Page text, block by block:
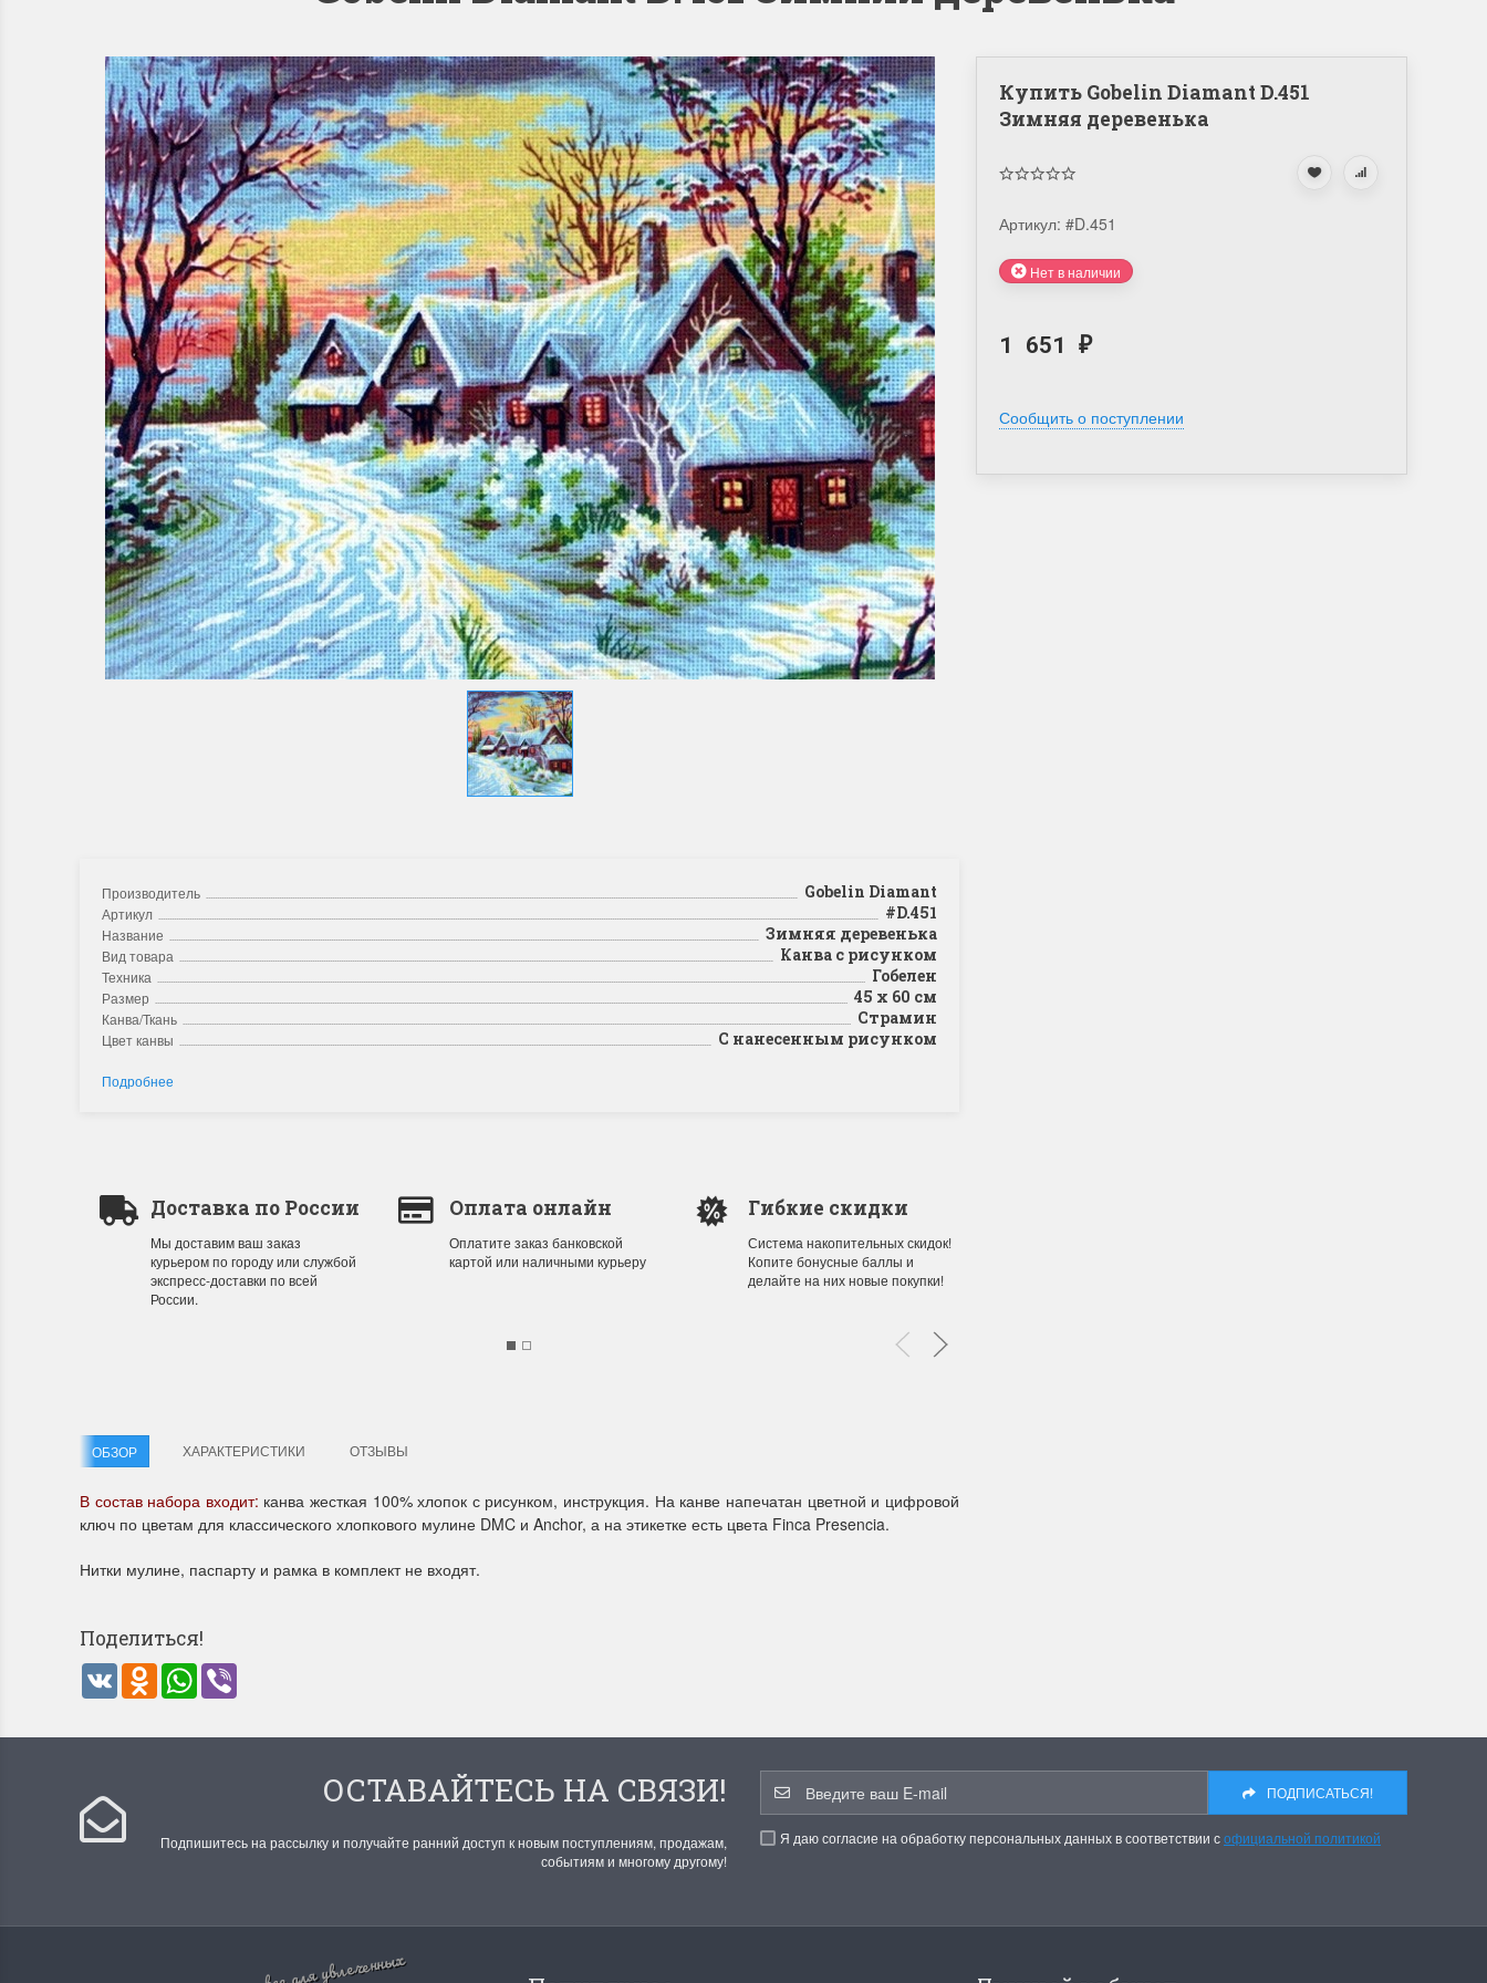
Летние Скидки
ПОДРОБНЕЕ
1 июня 2024 11:29
22 мая 2024 13:01
14 мая 2024 11:58
2 апреля 2024 15:06
Dimensions 35231 Willow
Permin 92-1410 Цыплята
Производитель Gobelin Diamant
Артикул #D.451
Название Зимняя деревенька
Вид товара Канва с рисунком
Техника Гобелен
Размер 45 x 60 см
Канва/Ткань Страмин
Цвет канвы С нанесенным рисунком
Подробнее
Доставка по России
Мы доставим ваш заказ
курьером по городу или службой
экспресс-доставки по всей
России.
Оплата онлайн
Оплатите заказ банковской
картой или наличными курьеру
Гибкие скидки
Система накопительных скидок!
Копите бонусные баллы и
делайте на них новые покупки!
ОБЗОР ХАРАКТЕРИСТИКИ ОТЗЫВЫ
В состав набора входит: канва жесткая 100% хлопок с рисунком, инструкция. На канве напечатан цветной и цифровой
ключ по цветам для классического хлопкового мулине DMC и Anchor, а на этикетке есть цвета Finca Presencia.
Нитки мулине, паспарту и рамка в комплект не входят.
Поделиться!
VK Odnoklassniki
WhatsApp
Купить Gobelin Diamant D.451
Зимняя деревенька
Артикул: #D.451
Нет в наличии
1 651 ₽
Сообщить о поступлении
ОСТАВАЙТЕСЬ НА СВЯЗИ!
Подпишитесь на рассылку и получайте ранний доступ к новым поступлениям, продажам,
событиям и многому другому!
ПОДПИСАТЬСЯ!
Я даю согласие на обработку персональных данных в соответствии софициальной политикой
все для увлеченных